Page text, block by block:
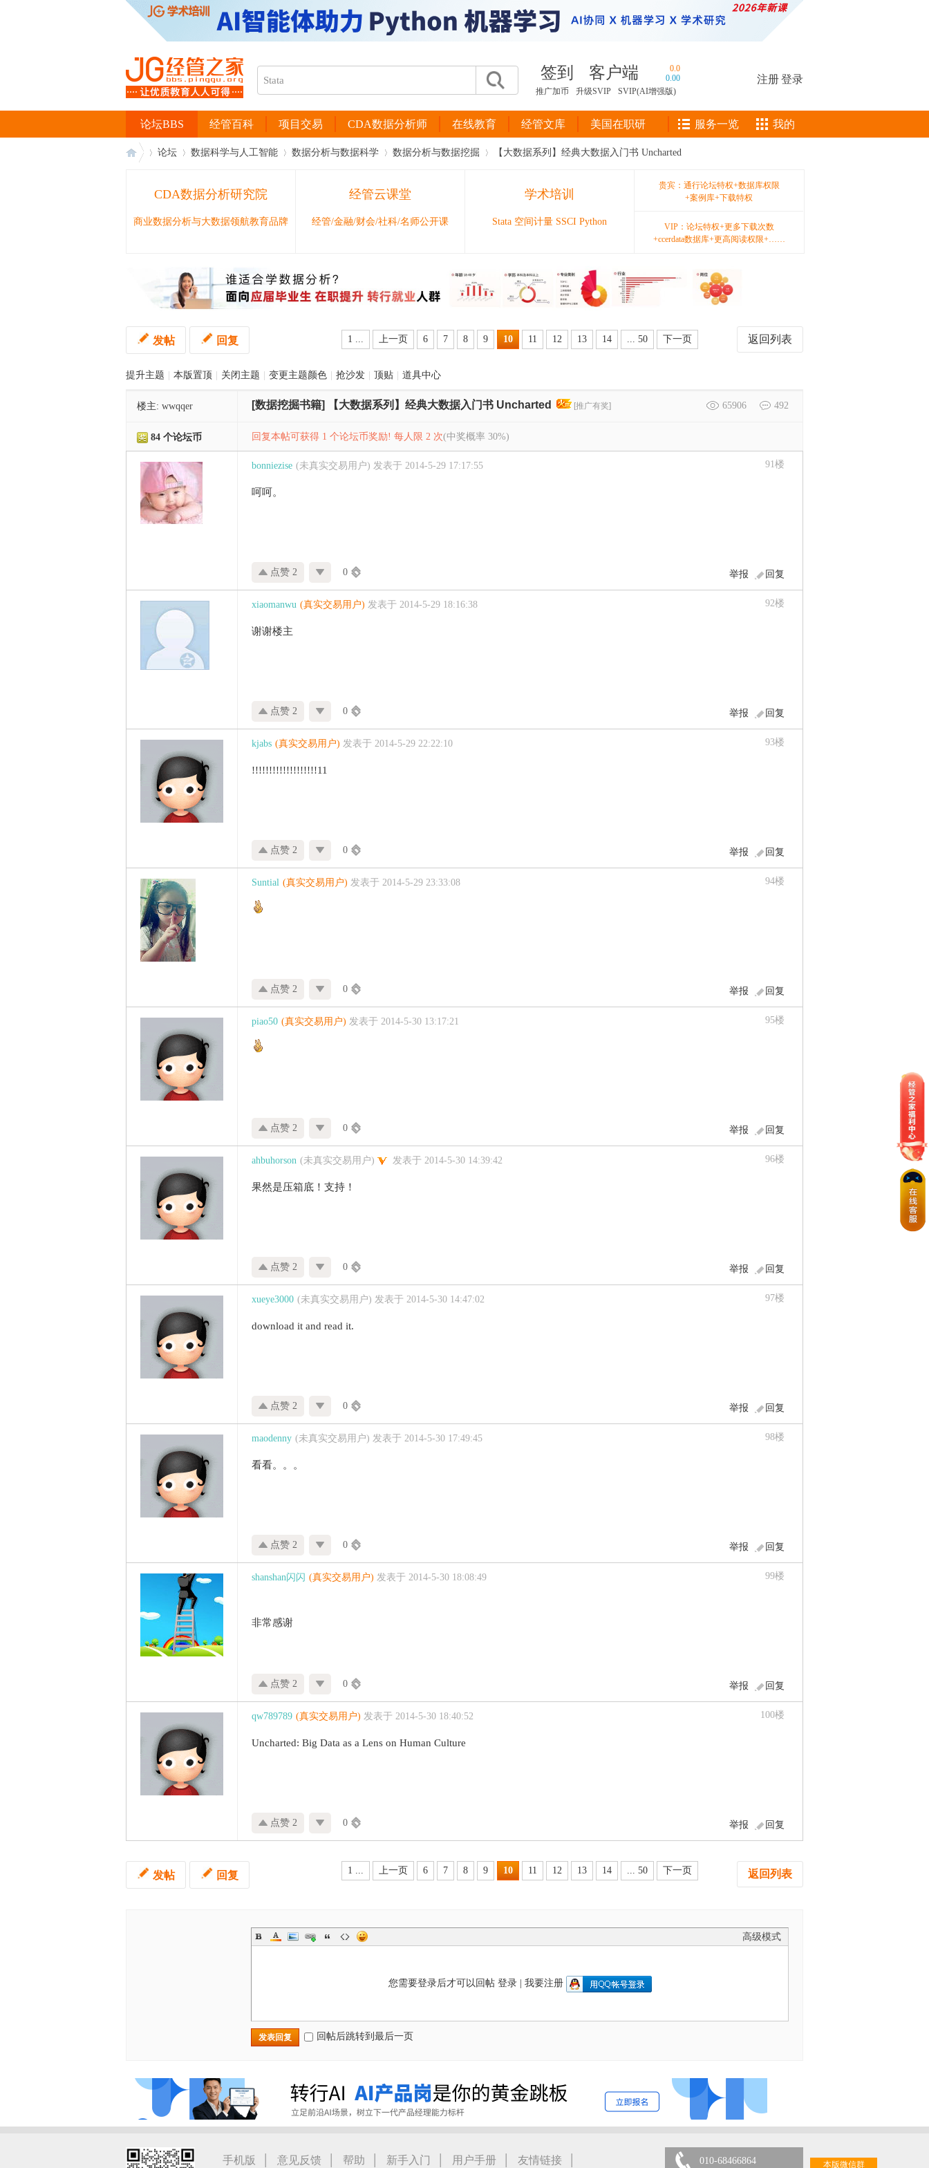
签到 客户端
0.0
0.00
推广加币
升级SVIP SVIP(AI增强版)
注册登录
经管百科 项目交易 CDA数据分析师 在线教育 经管文库 美国在职研
论坛BBS 服务一览 我的
论坛 数据科学与人工智能 数据分析与数据科学 数据分析与数据挖掘 【大数据系列】经典大数据入门书 Uncharted
CDA数据分析研究院
商业数据分析与大数据领航教育品牌
经管云课堂
经管/金融/财会/社科/名师公开课
学术培训
Stata 空间计量 SSCI Python
贵宾：通行论坛特权+数据库权限
+案例库+下载特权
VIP：论坛特权+更多下载次数
+ccerdata数据库+更高阅读权限+……
返回列表
1 ... 上一页 6 7 8 9 10 11 12 13 14 ... 50 下一页
发帖 回复
提升主题 本版置顶 关闭主题 变更主题颜色 抢沙发 顶贴 道具中心
楼主: wwqqer 65906 492
[数据挖掘书籍] 【大数据系列】经典大数据入门书 Uncharted [推广有奖]
84 个论坛币 回复本帖可获得 1 个论坛币奖励! 每人限 2 次(中奖概率 30%)
91楼
bonniezise (未真实交易用户) 发表于 2014-5-29 17:17:55
呵呵。
回复
举报
点赞 2 0
92楼
xiaomanwu (真实交易用户) 发表于 2014-5-29 18:16:38
谢谢楼主
回复
举报
点赞 2 0
93楼
kjabs (真实交易用户) 发表于 2014-5-29 22:22:10
!!!!!!!!!!!!!!!!!!!11
回复
举报
点赞 2 0
94楼
Suntial (真实交易用户) 发表于 2014-5-29 23:33:08
回复
举报
点赞 2 0
95楼
piao50 (真实交易用户) 发表于 2014-5-30 13:17:21
回复
举报
点赞 2 0
96楼
ahbuhorson (未真实交易用户) 发表于 2014-5-30 14:39:42
果然是压箱底！支持！
回复
举报
点赞 2 0
97楼
xueye3000 (未真实交易用户) 发表于 2014-5-30 14:47:02
download it and read it.
回复
举报
点赞 2 0
98楼
maodenny (未真实交易用户) 发表于 2014-5-30 17:49:45
看看。。。
回复
举报
点赞 2 0
99楼
shanshan闪闪 (真实交易用户) 发表于 2014-5-30 18:08:49
非常感谢
回复
举报
点赞 2 0
100楼
qw789789 (真实交易用户) 发表于 2014-5-30 18:40:52
Uncharted: Big Data as a Lens on Human Culture
回复
举报
点赞 2 0
返回列表
1 ... 上一页 6 7 8 9 10 11 12 13 14 ... 50 下一页
发帖 回复
高级模式
您需要登录后才可以回帖 登录| 我要注册
发表回复 回帖后跳转到最后一页
本版微信群
手机版 | 意见反馈 | 帮助 | 新手入门 | 用户手册 | 友情链接 | 010-68466864